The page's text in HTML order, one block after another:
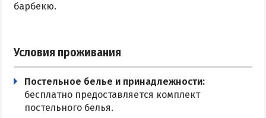
барбекю.
Условия проживания
Постельное белье и принадлежности:
бесплатно предоставляется комплект
постельного белья.